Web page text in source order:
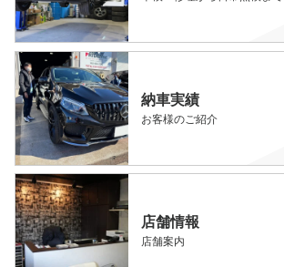
納車実績
お客様のご紹介
店舗情報
店舗案内